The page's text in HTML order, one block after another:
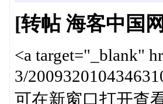
[转帖 海客中国
<a target="_blank"
3/
可在新窗口打开查